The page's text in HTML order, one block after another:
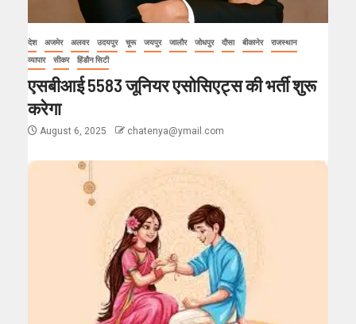
देश अजमेर अलवर उदयपुर चूरू जयपुर जालौर जोधपुर दौसा बीकानेर
राजस्थान
व्यापार
सीकर हिंडौन सिटी
एसबीआई 5583 जूनियर एसोसिएट्स की भर्ती शुरू
करेगा
August 6, 2025 chatenya@ymail.com